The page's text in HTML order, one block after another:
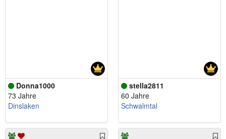
Donna1000
73 Jahre
Dinslaken
stella2811
60 Jahre
Schwalmtal